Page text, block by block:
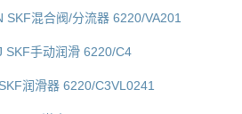
SKF混合阀/分流器 6220/VA201
SKF手动润滑 6220/C4
润滑器 6220/C3VL0241